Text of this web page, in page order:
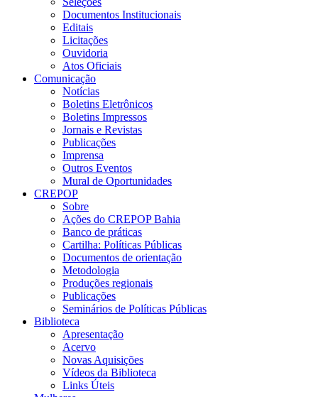
Documentos Institucionais
Editais
Licitações
Ouvidoria
Atos Oficiais
Comunicação
Notícias
Boletins Eletrônicos
Boletins Impressos
Jornais e Revistas
Publicações
Imprensa
Outros Eventos
Mural de Oportunidades
CREPOP
Sobre
Ações do CREPOP Bahia
Banco de práticas
Cartilha: Políticas Públicas
Documentos de orientação
Metodologia
Produções regionais
Publicações
Seminários de Políticas Públicas
Biblioteca
Apresentação
Acervo
Novas Aquisições
Vídeos da Biblioteca
Links Úteis